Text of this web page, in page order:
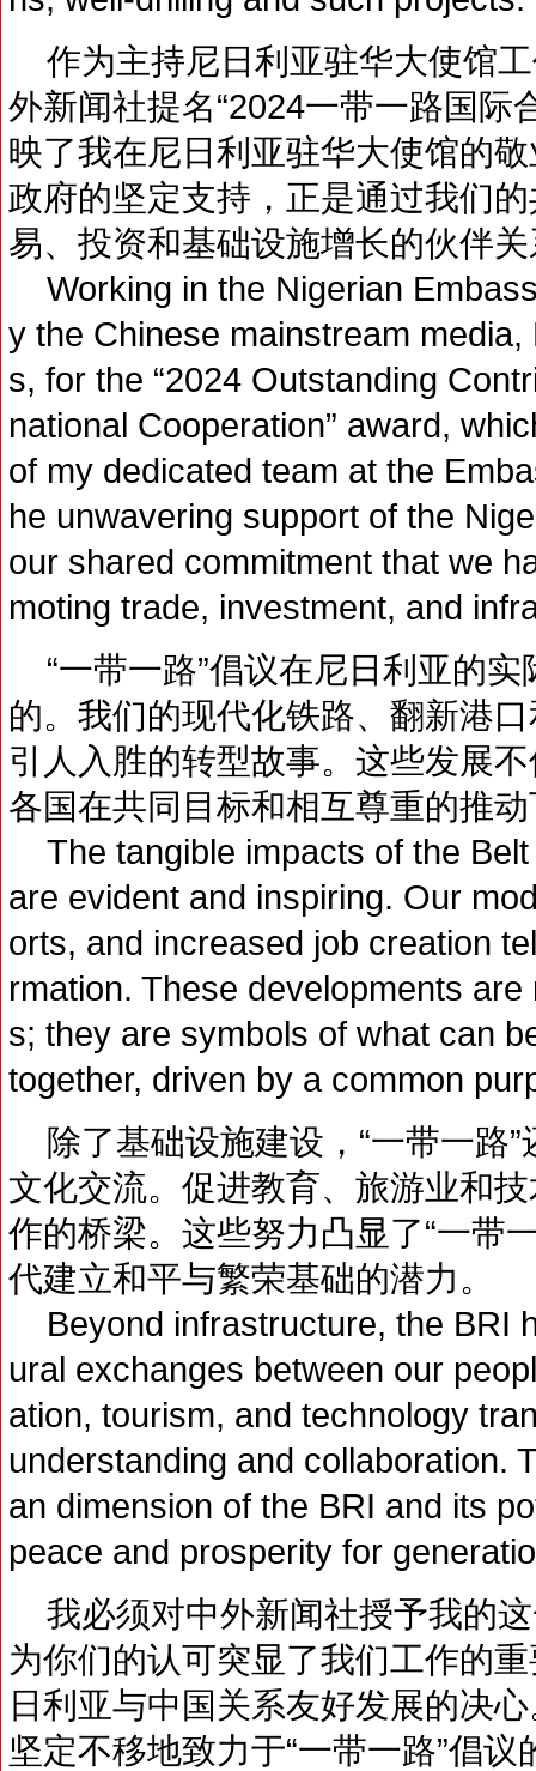
作为主持尼日利亚驻华大使馆
外新闻社提名“2024一带一路国际
映了我在尼日利亚驻华大使馆的
政府的坚定支持，正是通过我们
易、投资和基础设施增长的伙伴
Working in the Nigerian
y the Chinese mainstream
s, for the “2024 Outstanding
national Cooperation” award,
of my dedicated team at the
he unwavering support of the
our shared commitment that we
moting trade, investment, and
“一带一路”倡议在尼日利亚的
的。我们的现代化铁路、翻新港
引人入胜的转型故事。这些发展
各国在共同目标和相互尊重的推
The tangible impacts of the
are evident and inspiring. Our
orts, and increased job creation
rmation. These developments
s; they are symbols of what can
together, driven by a common
除了基础设施建设，“一带一路
文化交流。促进教育、旅游业和
作的桥梁。这些努力凸显了“一带
代建立和平与繁荣基础的潜力。
Beyond infrastructure, the BRI
ural exchanges between our
ation, tourism, and technology
understanding and collaboration.
an dimension of the BRI and its
peace and prosperity for
我必须对中外新闻社授予我的
为你们的认可突显了我们工作的
日利亚与中国关系友好发展的决
坚定不移地致力于“一带一路”倡